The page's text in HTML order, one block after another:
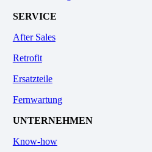
SERVICE
After Sales
Retrofit
Ersatzteile
Fernwartung
UNTERNEHMEN
Know-how